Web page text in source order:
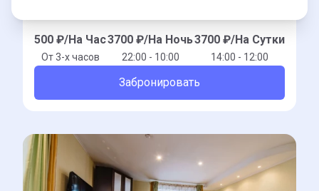
500 ₽/На Час
От 3-x часов
3700 ₽/На Ночь
22:00 - 10:00
3700 ₽/На Сутки
14:00 - 12:00
Забронировать